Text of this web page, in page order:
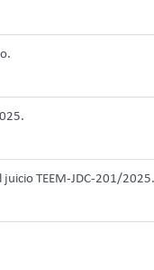
TEEM-JDC-201/2025.